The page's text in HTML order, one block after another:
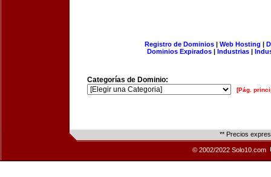
Registro de Dominios| Web Hosting |
Dominios Expirados | Industrias |
Categorías de Dominio:
[Pág.
** Precios
© 2002/2022 Solo10.com